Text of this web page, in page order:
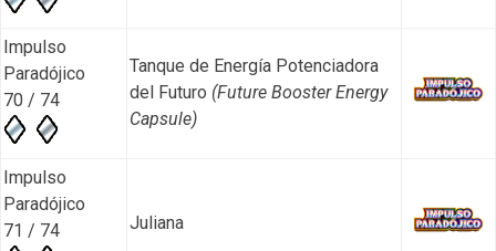
Impulso
Paradójico
70 / 74
Tanque de Energía Potenciadora
del Futuro (Future Booster Energy
Capsule)
Impulso
Paradójico
71 / 74
Juliana